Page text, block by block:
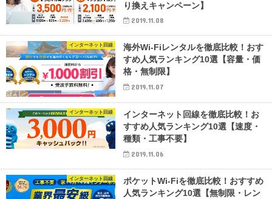
り換えキャンペーン】
2019.11.08
インターネット回線
海外Wi-Fiレンタルを徹底比較！おす
すめ人気ランキング10選【容量・価
格・無制限】
2019.11.07
インターネット回線
インターネット回線を徹底比較！お
すすめ人気ランキング10選【速度・
種類・工事不要】
2019.11.06
インターネット回線
ポケットWi-Fiを徹底比較！おすすめ
人気ランキング10選【無制限・レン